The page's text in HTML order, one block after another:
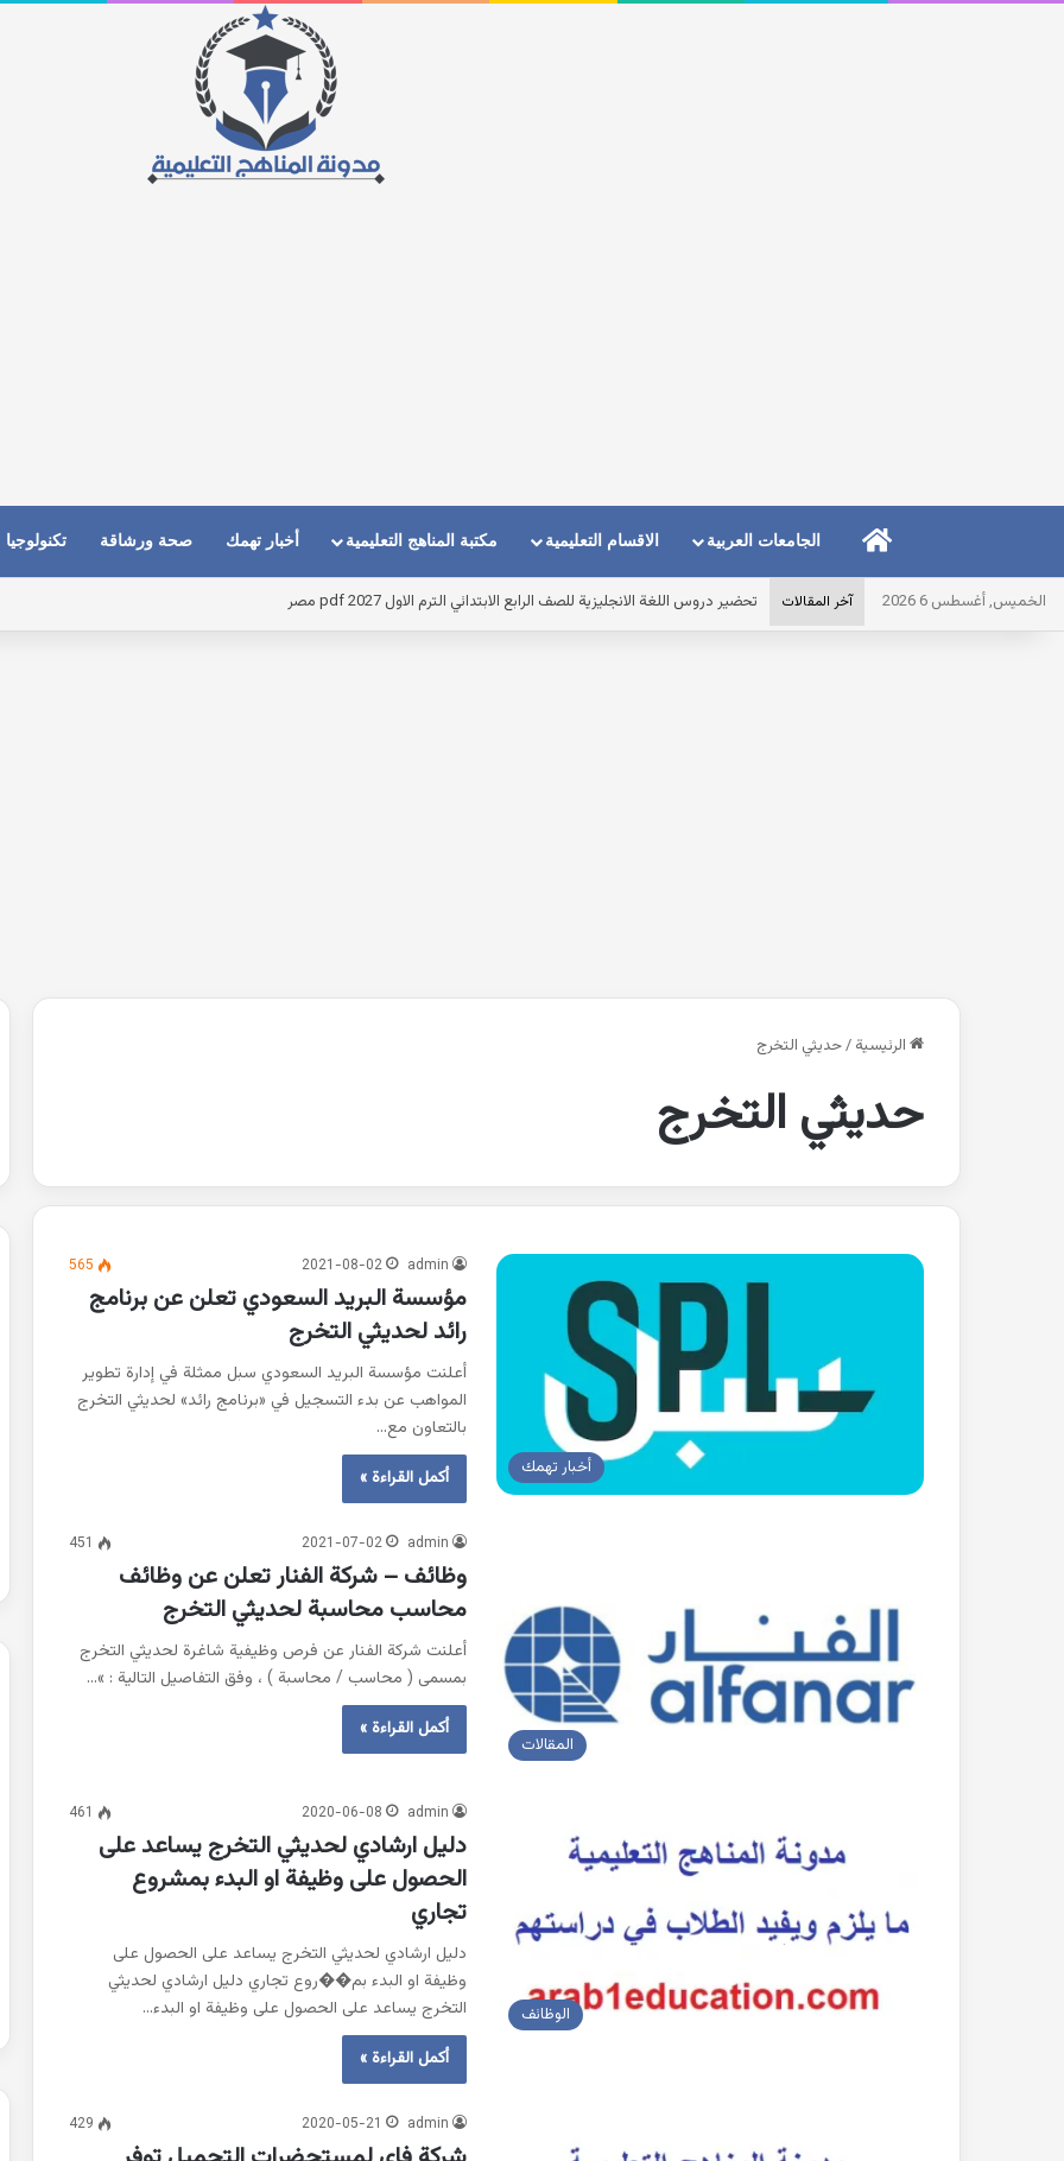
الرئيسيةالجامعات العربية الاقسام التعليمية مكتبة المناهج التعليمية أخبار تهمك صحة ورشاقة تكنولوجيا
الخميس, أغسطس 6 2026 آخر المقالات أقوى مذكرة ماث math للصف الاول الابتدائى لغات الترم الاول pdf 2027 مصر
الرئيسية /حديثي التخرج
حديثي التخرج
أخبار تهمك
admin
2021-08-02
565
مؤسسة البريد السعودي تعلن عن برنامج
رائد لحديثي التخرج
أعلنت مؤسسة البريد السعودي سبل ممثلة في إدارة تطوير
المواهب عن بدء التسجيل في «برنامج رائد» لحديثي التخرج
بالتعاون مع…
أكمل القراءة »
المقالات
admin
2021-07-02
451
وظائف – شركة الفنار تعلن عن وظائف
محاسب محاسبة لحديثي التخرج
أعلنت شركة الفنار عن فرص وظيفية شاغرة لحديثي التخرج
بمسمى ( محاسب / محاسبة ) ، وفق التفاصيل التالية : »…
أكمل القراءة »
الوظائف
admin
2020-06-08
461
دليل ارشادي لحديثي التخرج يساعد على
الحصول على وظيفة او البدء بمشروع
تجاري
دليل ارشادي لحديثي التخرج يساعد على الحصول على
وظيفة او البدء بم��روع تجاري دليل ارشادي لحديثي
التخرج يساعد على الحصول على وظيفة او البدء…
أكمل القراءة »
admin
2020-05-21
429